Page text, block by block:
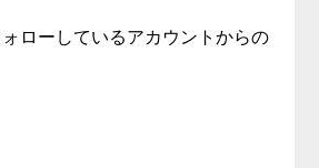
ォローしているアカウントからの